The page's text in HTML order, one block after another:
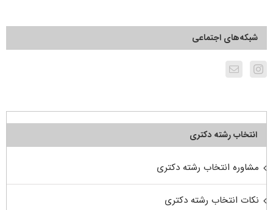
شبکه‌های اجتماعی
انتخاب رشته دکتری
مشاوره انتخاب رشته دکتری
نکات انتخاب رشته دکتری